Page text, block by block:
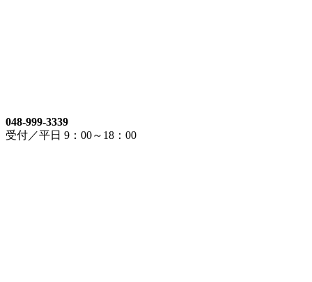
048-999-3339
受付／平日 9：00～18：00